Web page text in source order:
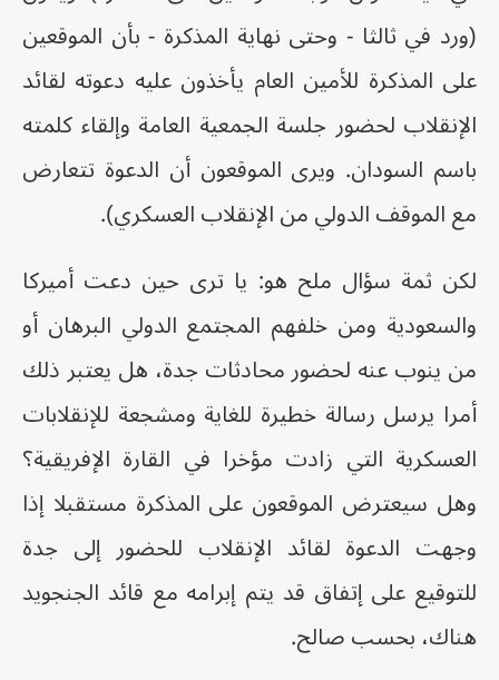
(ورد في ثالثا - وحتى نهاية المذكرة - بأن الموقعين
على المذكرة للأمين العام يأخذون عليه دعوته لقائد
الإنقلاب لحضور جلسة الجمعية العامة وإلقاء كلمته
باسم السودان. ويرى الموقعون أن الدعوة تتعارض
مع الموقف الدولي من الإنقلاب العسكري).
لكن ثمة سؤال ملح هو: يا ترى حين دعت أميركا
والسعودية ومن خلفهم المجتمع الدولي البرهان أو
من ينوب عنه لحضور محادثات جدة، هل يعتبر ذلك
أمرا يرسل رسالة خطيرة للغاية ومشجعة للإنقلابات
العسكرية التي زادت مؤخرا في القارة الإفريقية؟
وهل سيعترض الموقعون على المذكرة مستقبلا إذا
وجهت الدعوة لقائد الإنقلاب للحضور إلى جدة
للتوقيع على إتفاق قد يتم إبرامه مع قائد الجنجويد
هناك، بحسب صالح.